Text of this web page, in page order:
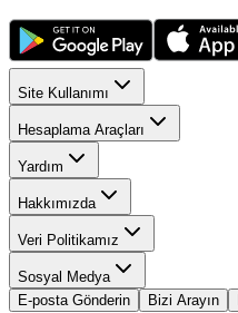
Site Kullanımı
Hesaplama Araçları
Yardım
Hakkımızda
Veri Politikamız
Sosyal Medya
E-posta Gönderin
Bizi Arayın